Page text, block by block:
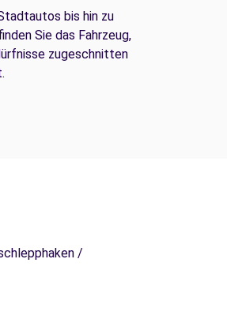
bis hin zu
Sie das Fahrzeug,
zugeschnitten
/